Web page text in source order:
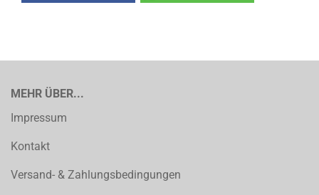
MEHR ÜBER...
Impressum
Kontakt
Versand- & Zahlungsbedingungen